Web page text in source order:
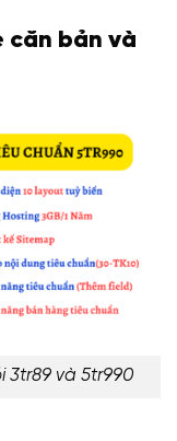
căn bản và
3tr89 và 5tr990